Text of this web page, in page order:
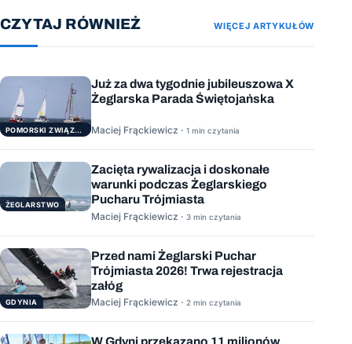
CZYTAJ RÓWNIEŻ WIĘCEJ ARTYKUŁÓW
POMORSKI ZWIĄZEK ŻEGLARSKI
Już za dwa tygodnie jubileuszowa X
Żeglarska Parada Świętojańska
Maciej Frąckiewicz · 1 min czytania
ŻEGLARSTWO
Zacięta rywalizacja i doskonałe
warunki podczas Żeglarskiego
Pucharu Trójmiasta
Maciej Frąckiewicz · 3 min czytania
GDYNIA
Przed nami Żeglarski Puchar
Trójmiasta 2026! Trwa rejestracja
załóg
Maciej Frąckiewicz · 2 min czytania